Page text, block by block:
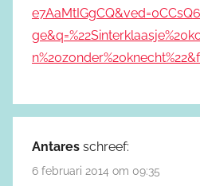
Antares schreef:
6 februari 2014 om 09:35